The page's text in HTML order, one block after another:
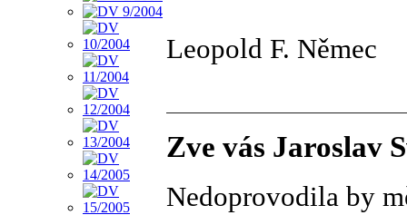
Leopold F. Němec
Zve vás Jaroslav
Nedoprovodila by